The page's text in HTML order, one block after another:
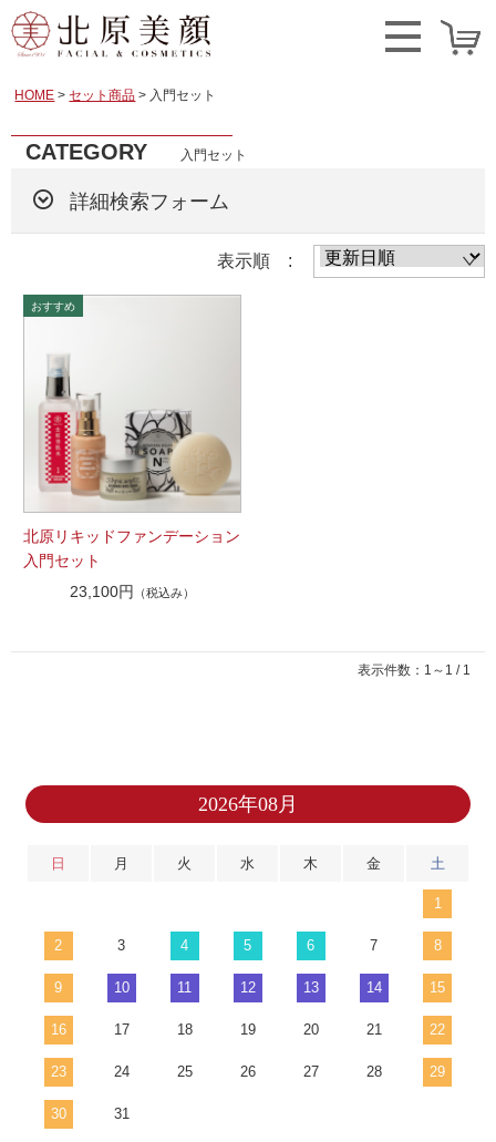
HOME セット商品 入門セット
CATEGORY 入門セット
詳細検索フォーム
表示順 :
北原リキッドファンデーション
入門セット
23,100円
（税込み）
表示件数：1～1 / 1
2026年08月
日 月 火 水 木 金 土
1
2 3 4 5 6 7 8
9 10 11 12 13 14 15
16 17 18 19 20 21 22
23 24 25 26 27 28 29
30 31